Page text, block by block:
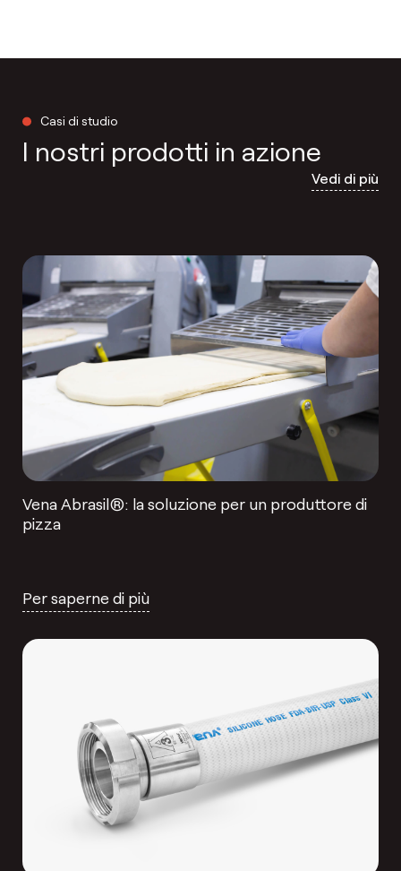
Casi di studio
I nostri prodotti in azione
Vedi di più
Vena Abrasil®: la soluzione per un produttore di
pizza
Per saperne di più